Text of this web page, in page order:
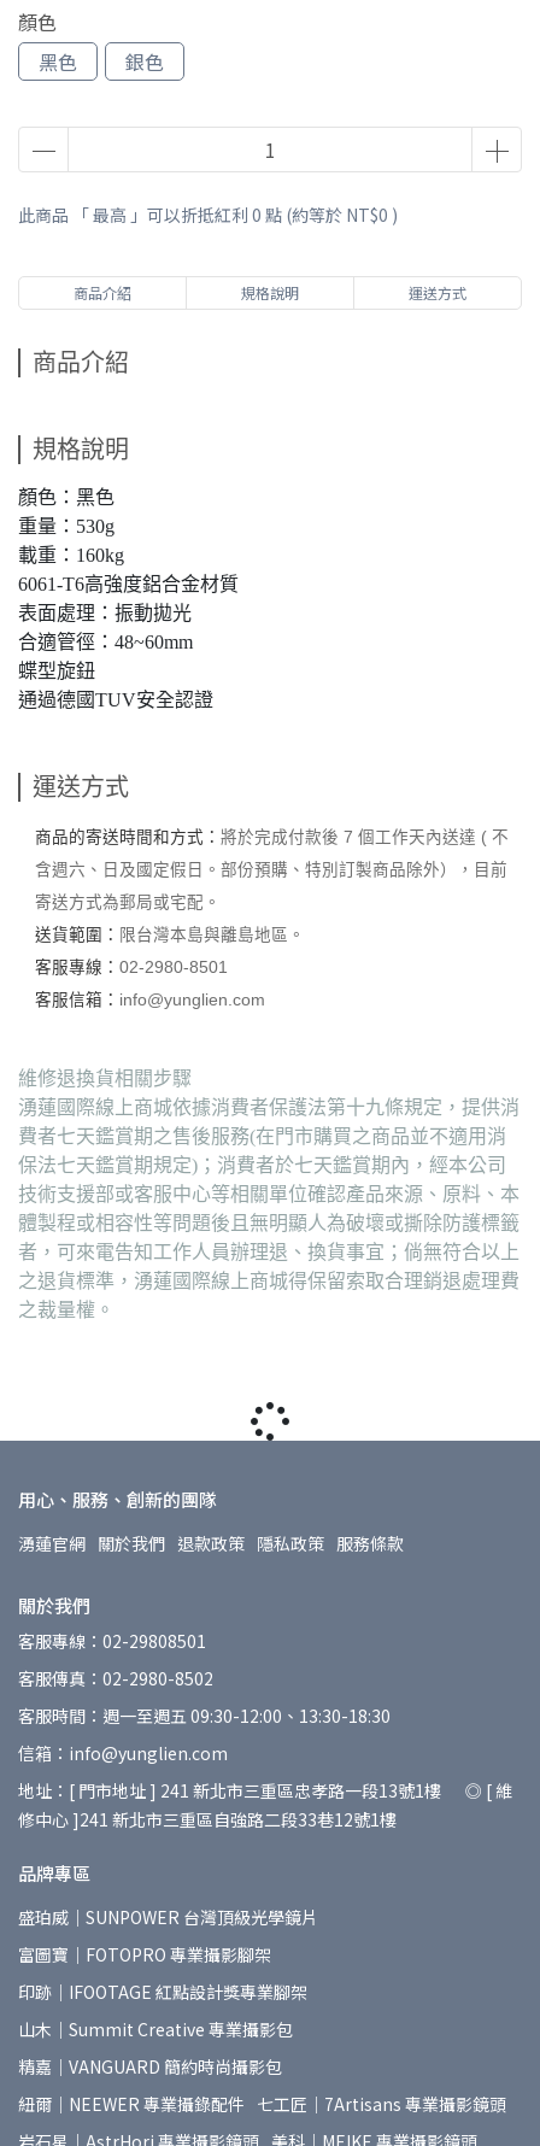
顏色
黑色
銀色
此商品 「 最高 」可以折抵紅利 0 點 (約等於 NT$0 )
商品介紹 規格說明 運送方式
商品介紹
規格說明
顏色：黑色
重量：530g
載重：160kg
6061-T6高強度鋁合金材質
表面處理：振動拋光
合適管徑：48~60mm
蝶型旋鈕
通過德國TUV安全認證
運送方式
商品的寄送時間和方式： 將於完成付款後 7 個工作天內送達 ( 不
含週六、日及國定假日。部份預購、特別訂製商品除外），目前
寄送方式為郵局或宅配。
送貨範圍： 限台灣本島與離島地區。
客服專線： 02-2980-8501
客服信箱： info@yunglien.com
維修退換貨相關步驟
湧蓮國際線上商城依據消費者保護法第十九條規定，提供消
費者七天鑑賞期之售後服務(在門市購買之商品並不適用消
保法七天鑑賞期規定)；消費者於七天鑑賞期內，經本公司
技術支援部或客服中心等相關單位確認產品來源、原料、本
體製程或相容性等問題後且無明顯人為破壞或撕除防護標籤
者，可來電告知工作人員辦理退、換貨事宜；倘無符合以上
之退貨標準，湧蓮國際線上商城得保留索取合理銷退處理費
之裁量權。
用心、服務、創新的團隊
湧蓮官網 關於我們 退款政策 隱私政策 服務條款
關於我們
客服專線：02-29808501
客服傳真：02-2980-8502
客服時間：週一至週五 09:30-12:00、13:30-18:30
信箱：info@yunglien.com
地址：[ 門市地址 ] 241 新北市三重區忠孝路一段13號1樓 ◎ [ 維
修中心 ]241 新北市三重區自強路二段33巷12號1樓
品牌專區
盛珀威｜SUNPOWER 台灣頂級光學鏡片
富圖寶｜FOTOPRO 專業攝影腳架
印跡｜IFOOTAGE 紅點設計獎專業腳架
山木｜Summit Creative 專業攝影包
精嘉｜VANGUARD 簡約時尚攝影包
紐爾｜NEEWER 專業攝錄配件 七工匠｜7Artisans 專業攝影鏡頭
岩石星｜AstrHori 專業攝影鏡頭 美科｜MEIKE 專業攝影鏡頭